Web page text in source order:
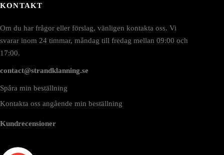
KONTAKT
Om du har frågor eller förslag, vänligen kontakta oss. Vi
svarar inom 24 timmar, måndag till fredag mellan 09:00 och
17:00.
contact@strandklanning.se
Spåra min beställning
Kontakta oss angående min beställning
Kundrecensioner